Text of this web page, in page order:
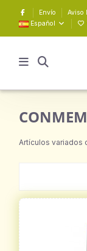
Envío Aviso
Español
Artículos variados